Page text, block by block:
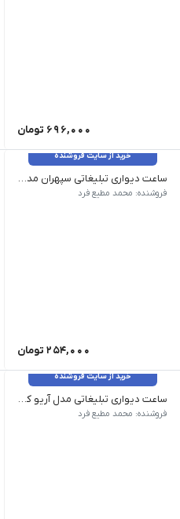
696,000 تومان
خرید از سایت فروشنده
ساعت دیواری تبلیغاتی سپهران مدل دیاکو 1 ابعاد 31.5 × 31.5 سانتی متر رنگ زرد, سبز, سرمه ای, قرمز, نارنجی, مشکی, آبی تعداد در کارتن 12 سایز 31.5*31.5
فروشنده: محمد مطیع فرد
254,000 تومان
خرید از سایت فروشنده
ساعت دیواری تبلیغاتی مدل آریو کروم باچاپ وآرام گرد سپهران وزن 1.2 کیلوگرم ابعاد 34 × 34 سانتی متر رنگ کروم تعداد در کارتن 8
فروشنده: محمد مطیع فرد